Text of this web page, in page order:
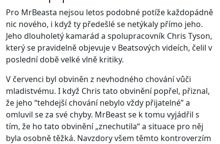
Pro MrBeasta nejsou letos podobné potíže každopádně
nic nového, i když ty předešlé se netýkaly přímo jeho.
Jeho dlouholetý kamarád a spolupracovník Chris Tyson,
který se pravidelně objevuje v Beatsových videích, čelil v
poslední době velké vlně kritiky.
V červenci byl obviněn z nevhodného chování vůči
mladistvému. I když Chris tato obvinění popřel, přiznal,
že jeho “tehdejší chování nebylo vždy přijatelné” a
omluvil se za své chyby. MrBeast se k tomu vyjádřil s
tím, že ho tato obvinění „znechutila“ a situace pro něj
byla osobně těžká. Navzdory všem těmto kontroverzím